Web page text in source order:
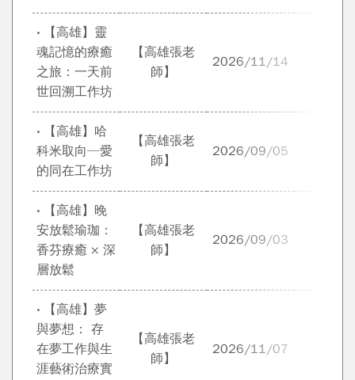
‧ 【高雄】靈
魂記憶的療癒
之旅：一天前
世回溯工作坊
【高雄張老
師】
2026/11/14
‧ 【高雄】哈
科米取向─愛
的同在工作坊
【高雄張老
師】
2026/09/05
‧ 【高雄】晚
安放鬆瑜珈：
香芬療癒 × 深
層放鬆
【高雄張老
師】
2026/09/03
‧ 【高雄】夢
與夢想： 存
在夢工作與生
涯藝術治療實
【高雄張老
師】
2026/11/07